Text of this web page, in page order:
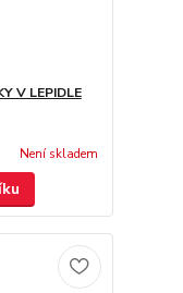
V LEPIDLE
Není skladem